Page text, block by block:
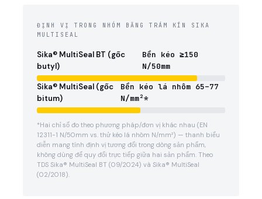
ĐỊNH VỊ TRONG NHÓM BĂNG TRÁM KÍN SIKA
MULTISEAL
Sika® MultiSeal BT (gốc
butyl)
Bền kéo ≥150
N/50mm
Sika® MultiSeal (gốc
bitum)
Bền kéo lá nhôm 65–77
N/mm²*
*Hai chỉ số đo theo phương pháp/đơn vị khác nhau (EN
12311-1 N/50mm vs. thử kéo lá nhôm N/mm²) — thanh biểu
diễn mang tính định vị tương đối trong dòng sản phẩm,
không dùng để quy đổi trực tiếp giữa hai sản phẩm. Theo
TDS Sika® MultiSeal BT (09/2024) và Sika® MultiSeal
(02/2018).